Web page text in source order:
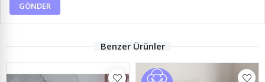
GÖNDER
Benzer Ürünler